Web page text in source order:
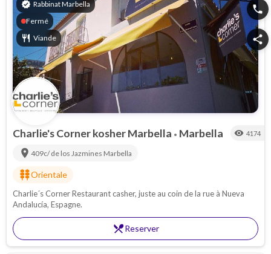
verified Rabbinat Marbella
Fermé
restaurant Viande
phone
share
Charlie's Corner kosher Marbella • Marbella visibility 4174
location_on 409c/ de los Jazmines Marbella
kebab_diningOrientale
Charlie´s Corner Restaurant casher, juste au coin de la rue à Nueva
Andalucía, Espagne.
restaurant_menuReserver